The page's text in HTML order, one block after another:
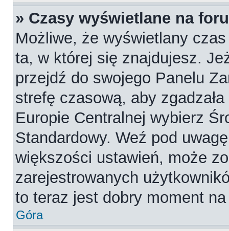
» Czasy wyświetlane na
Możliwe, że wyświetlany
ta, w której się znajdujesz.
przejdź do swojego Panelu
strefę czasową, aby
Europie Centralnej wybierz
Standardowy. Weź pod
większości ustawień, może
zarejestrowanych
to teraz jest dobry moment
Góra